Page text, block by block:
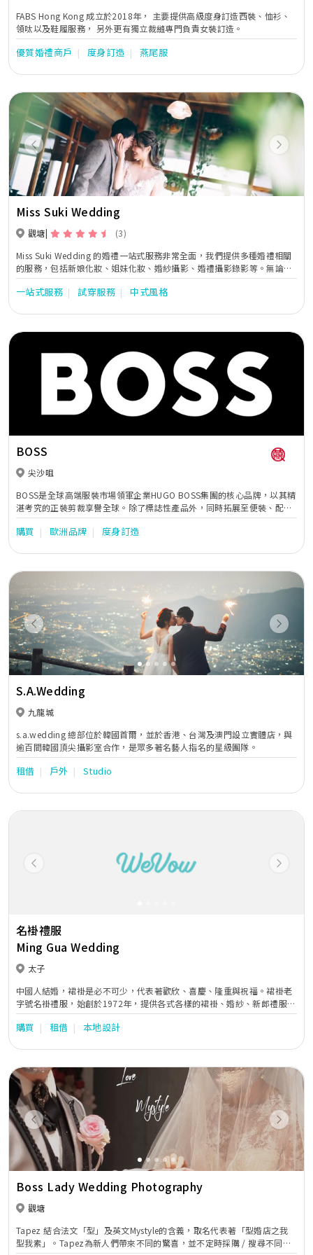
FABS Hong Kong 成立於2018年， 主要提供高級度身訂造西裝、恤衫、
領呔以及鞋履服務， 另外更有獨立裁縫專門負責女裝訂造。
優質婚禮商戶 度身訂造 燕尾服
Previous Next
Miss Suki Wedding
觀塘
(3)
Miss Suki Wedding 的婚禮一站式服務非常全面，我們提供多種婚禮相關
的服務，包括新娘化妝、姐妹化妝、婚紗攝影、婚禮攝影錄影等。無論您
需要哪些服務，我們都能夠為您提供最優質的服務，讓您在婚禮當天享受
到最完美的體驗。 除了提供全面的婚禮服務外，Miss Suki Wedding 非常
一位新人打造最滿意和最難忘的婚禮體驗。我們的服務團隊具有豐富的經
驗和敏銳的洞察力，能夠根據客人的喜好和需求，為客人打造獨一無二的
與客人溝通，確定客人的需求和喜好，並根據客人的需求和喜好，為客人
打造獨特的婚禮風格。在婚禮當天，我們的服務團隊會全程陪伴客人，確
保每一個細節都能夠完美呈現，讓客人能夠全身心地享受婚禮當天的美好
時光。如果您正在尋找一家能夠為您提供最優質婚禮服務的公司，Miss
Suki Wedding 將會是您最好的選擇!
一站式服務 試穿服務 中式風格
BOSS
尖沙咀
BOSS是全球高端服裝市場領軍企業HUGO BOSS集團的核心品牌，以其精
湛考究的正裝剪裁享譽全球。除了標誌性產品外，同時拓展至便裝、配飾
和運動休閒裝等系列。此外更推出香氛、眼鏡、腕表與童裝等特許產品。
BOSS海港城全新概念專門店，亦完美地呈現品牌所打造的全天候日常生
購買 歐洲品牌 度身訂造
Previous Next
S.A.Wedding
九龍城
s.a.wedding 總部位於韓國首爾，並於香港、台灣及澳門設立實體店，與
逾百間韓國頂尖攝影室合作，是眾多著名藝人指名的星級團隊。
租借 戶外 Studio
Previous Next
名褂禮服
Ming Gua Wedding
太子
中國人結婚，裙褂是必不可少，代表著歡欣、喜慶、隆重與祝福。裙褂老
字號名褂禮服，始創於1972年，提供各式各樣的裙褂、婚紗、新郎禮服、
進場晚裝、媽咪衫等，配合慇勤服務，照顧客人的一切需要，一直深受客
人愛戴。本公司亦提供婚禮攝影、新娘化妝、租車等一站式婚禮服務，務
購買 租借 本地設計
Previous Next
Boss Lady Wedding Photography
觀塘
Tapez 結合法文「型」及英文Mystyle的含義，取名代表著「型婚店之我
型我素」。Tapez為新人們帶來不同的驚喜，並不定時採購 / 搜尋不同的